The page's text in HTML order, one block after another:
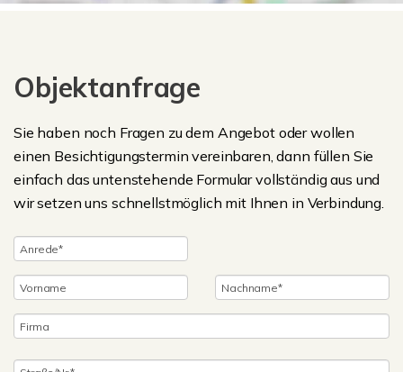
Objektanfrage
Sie haben noch Fragen zu dem Angebot oder wollen
einen Besichtigungstermin vereinbaren, dann füllen Sie
einfach das untenstehende Formular vollständig aus und
wir setzen uns schnellstmöglich mit Ihnen in Verbindung.